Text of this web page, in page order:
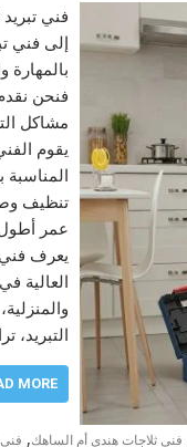
فني
إلى فني
بالمهارة
فنحن
مشاكل
يقوم
تنظيف
عمر أطول
يعرف فني
العالية
التبريد،
MORE
فنى ثلاجات هندى أم الساهك,